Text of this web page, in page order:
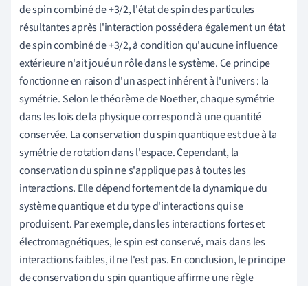
de spin combiné de +3/2, l'état de spin des particules
résultantes après l'interaction possédera également un état
de spin combiné de +3/2, à condition qu'aucune influence
extérieure n'ait joué un rôle dans le système. Ce principe
fonctionne en raison d'un aspect inhérent à l'univers : la
symétrie. Selon le théorème de Noether, chaque symétrie
dans les lois de la physique correspond à une quantité
conservée. La conservation du spin quantique est due à la
symétrie de rotation dans l'espace. Cependant, la
conservation du spin ne s'applique pas à toutes les
interactions. Elle dépend fortement de la dynamique du
système quantique et du type d'interactions qui se
produisent. Par exemple, dans les interactions fortes et
électromagnétiques, le spin est conservé, mais dans les
interactions faibles, il ne l'est pas. En conclusion, le principe
de conservation du spin quantique affirme une règle